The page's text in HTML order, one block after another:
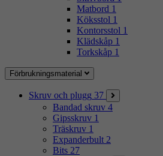
Matbord 1
Köksstol 1
Kontorsstol 1
Klädskåp 1
Torkskåp 1
Förbrukningsmaterial
Skruv och plugg 37
Bandad skruv 4
Gipsskruv 1
Träskruv 1
Expanderbult 2
Bits 27